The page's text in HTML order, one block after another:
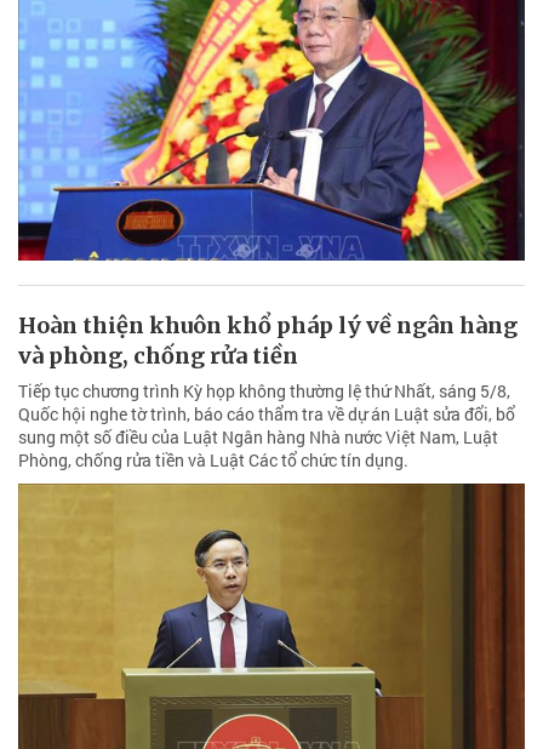
Hoàn thiện khuôn khổ pháp lý về ngân hàng
và phòng, chống rửa tiền
Tiếp tục chương trình Kỳ họp không thường lệ thứ Nhất, sáng 5/8,
Quốc hội nghe tờ trình, báo cáo thẩm tra về dự án Luật sửa đổi, bổ
sung một số điều của Luật Ngân hàng Nhà nước Việt Nam, Luật
Phòng, chống rửa tiền và Luật Các tổ chức tín dụng.